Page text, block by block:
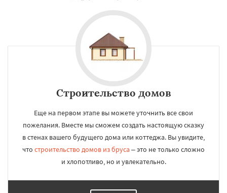
Строительство домов
Еще на первом этапе вы можете уточнить все свои
пожелания. Вместе мы сможем создать настоящую сказку
в стенах вашего будущего дома или коттеджа. Вы увидите,
что строительство домов из бруса – это не только сложно
и хлопотливо, но и увлекательно.